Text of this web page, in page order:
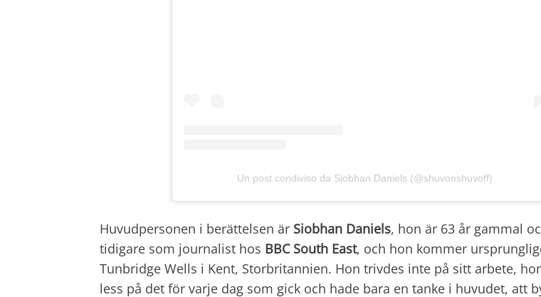
Un post condiviso da Siobhan Daniels (@shuvonshuvoff)
Huvudpersonen i berättelsen är Siobhan Daniels, hon är 63 år gammal
tidigare som journalist hos BBC South East, och hon kommer
Tunbridge Wells i Kent, Storbritannien. Hon trivdes inte på sitt arbete,
less på det för varje dag som gick och hade bara en tanke i huvudet, att